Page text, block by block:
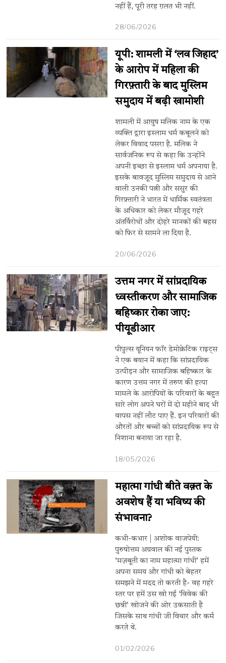
नहीं हैं, पूरी तरह ग़लत भी नहीं.
28/06/2026
यूपी: शामली में ‘लव जिहाद’
के आरोप में महिला की
गिरफ़्तारी के बाद मुस्लिम
समुदाय में बढ़ी खामोशी
शामली में आयुष मलिक नाम के एक
व्यक्ति द्वारा इस्लाम धर्म कबूलने को
लेकर विवाद पसरा है. मलिक ने
सार्वजनिक रूप से कहा कि उन्होंने
अपनी इच्छा से इस्लाम धर्म अपनाया है.
इसके बावजूद मुस्लिम समुदाय से आने
वाली उनकी पत्नी और ससुर की
गिरफ़्तारी ने भारत में धार्मिक स्वतंत्रता
के अधिकार को लेकर मौजूद गहरे
अंतर्विरोधों और दोहरे मानकों की बहस
को फिर से सामने ला दिया है.
20/06/2026
उत्तम नगर में सांप्रदायिक
ध्वस्तीकरण और सामाजिक
बहिष्कार रोका जाए:
पीयूडीआर
पीपुल्स यूनियन फॉर डेमोक्रेटिक राइट्स
ने एक बयान में कहा कि सांप्रदायिक
उत्पीड़न और सामाजिक बहिष्कार के
कारण उत्तम नगर में तरुण की हत्या
मामले के आरोपियों के परिवारों के बहुत
सारे लोग अपने घरों में दो महीने बाद भी
वापस नहीं लौट पाए हैं. इन परिवारों की
औरतों और बच्चों को सांप्रदायिक रूप से
निशाना बनाया जा रहा है.
18/05/2026
महात्मा गांधी बीते वक़्त के
अवशेष हैं या भविष्य की
संभावना?
कभी-कभार | अशोक वाजपेयी:
पुरुषोत्तम अग्रवाल की नई पुस्तक
‘मज़बूती का नाम महात्मा गांधी’ हमें
अपना समय और गांधी को बेहतर
समझने में मदद तो करती है- वह गहरे
स्तर पर हमें उस खो गई ‘विवेक की
छन्नी’ खोजने की ओर उकसाती है
जिसके साथ गांधी जी विचार और कर्म
करते थे.
01/02/2026